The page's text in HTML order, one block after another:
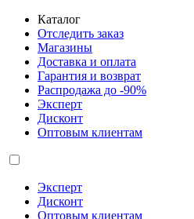
Каталог
Отследить заказ
Магазины
Доставка и оплата
Гарантия и возврат
Распродажа до -90%
Эксперт
Дисконт
Оптовым клиентам
Эксперт
Дисконт
Оптовым клиентам